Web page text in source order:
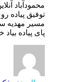
محمودآباد
توفیق پیاده
مسیر مهدیه
پای پیاده